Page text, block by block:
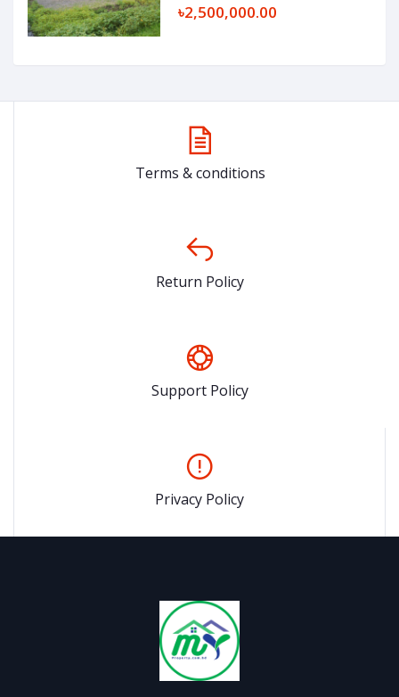
৳2,500,000.00
Terms & conditions
Return Policy
Support Policy
Privacy Policy